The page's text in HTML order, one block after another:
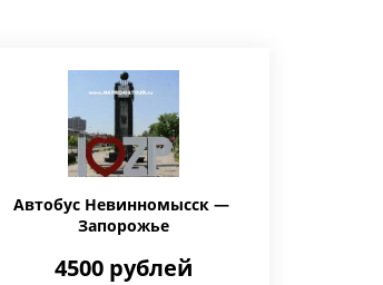
Автобус Невинномысск —
Запорожье
4500 рублей